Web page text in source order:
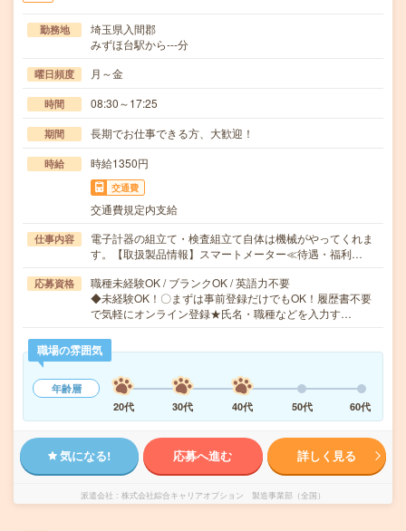
勤務地
埼玉県入間郡
みずほ台駅から---分
曜日頻度 月～金
時間 08:30～17:25
期間 長期でお仕事できる方、大歓迎！
時給 時給1350円
交通費
交通費規定内支給
仕事内容
電子計器の組立て・検査組立て自体は機械がやってくれま
す。【取扱製品情報】スマートメーター≪待遇・福利…
応募資格
職種未経験OK / ブランクOK / 英語力不要
◆未経験OK！〇まずは事前登録だけでもOK！履歴書不要
で気軽にオンライン登録★氏名・職種などを入力す…
職場の雰囲気
年齢層
20代
30代 40代 50代 60代
気になる! 応募へ進む 詳しく見る
派遣会社 株式会社綜合キャリアオプション 製造事業部（全国）